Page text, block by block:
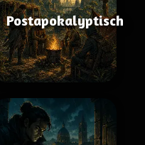
Postapokalyptisch